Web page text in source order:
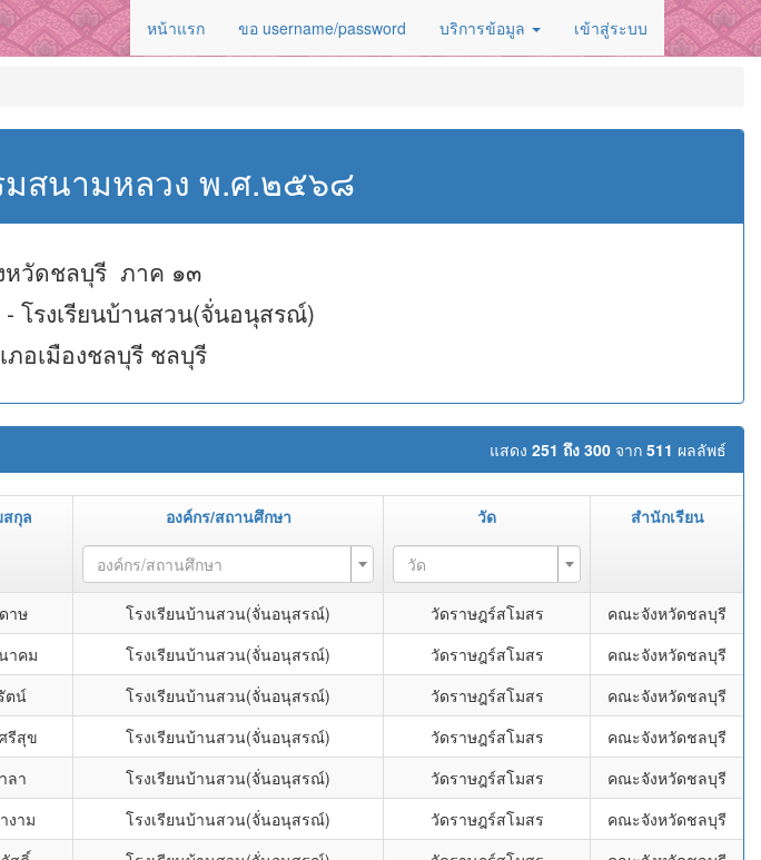
หน้าแรก ขอ username/password บริการข้อมูล เข้าสู่ระบบ
มสนามหลวง พ.ศ.๒๕๖๘
หวัดชลบุรี ภาค ๑๓
โรงเรียนบ้านสวน(จั่นอนุสรณ์)
อเมืองชลบุรี ชลบุรี
แสดง 251 ถึง 300 จาก 511 ผลลัพธ์
กุล องค์กร/สถานศึกษา วัด สำนักเรียน
องค์กร/สถานศึกษา วัด
าษ โรงเรียนบ้านสวน(จั่นอนุสรณ์) วัดราษฎร์สโมสร
คณะจังหวัดชลบุรี
าคม โรงเรียนบ้านสวน(จั่นอนุสรณ์) วัดราษฎร์สโมสร
คณะจังหวัดชลบุรี
ตน์ โรงเรียนบ้านสวน(จั่นอนุสรณ์) วัดราษฎร์สโมสร
คณะจังหวัดชลบุรี
รีสุข โรงเรียนบ้านสวน(จั่นอนุสรณ์) วัดราษฎร์สโมสร
คณะจังหวัดชลบุรี
ลา โรงเรียนบ้านสวน(จั่นอนุสรณ์) วัดราษฎร์สโมสร
คณะจังหวัดชลบุรี
งาม โรงเรียนบ้านสวน(จั่นอนุสรณ์) วัดราษฎร์สโมสร
คณะจังหวัดชลบุรี